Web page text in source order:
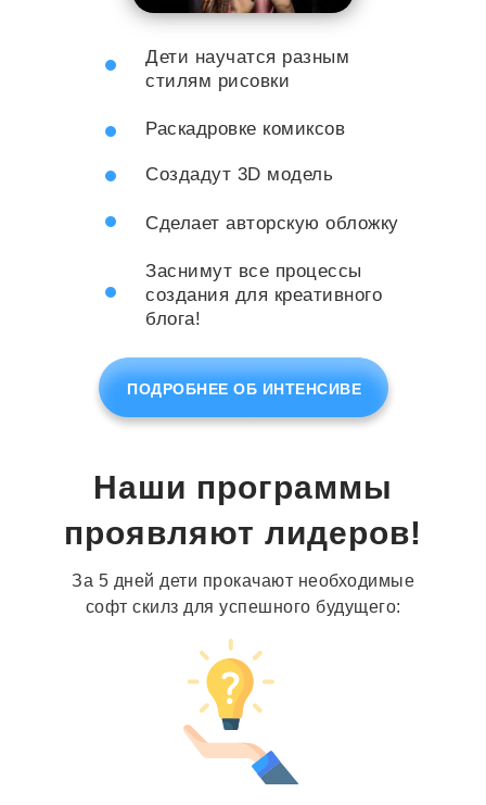
Дети научатся разным
стилям рисовки
ПОДРОБНЕЕ ОБ ИНТЕНСИВЕ
Раскадровке комиксов
Создадут 3D модель
Сделает авторскую обложку
Заснимут все процессы
создания для креативного
блога!
Наши программы
проявляют лидеров!
За 5 дней дети прокачают необходимые
софт скилз для успешного будущего: